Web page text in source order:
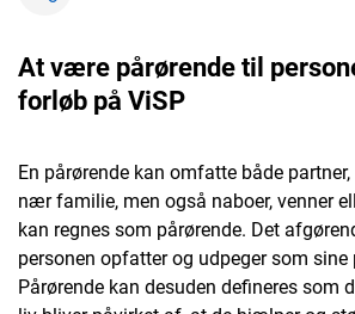
At være pårørende til
forløb på ViSP
En pårørende kan omfatte både
nær familie, men også naboer, venner
kan regnes som pårørende. Det
personen opfatter og udpeger som sine
Pårørende kan desuden defineres som